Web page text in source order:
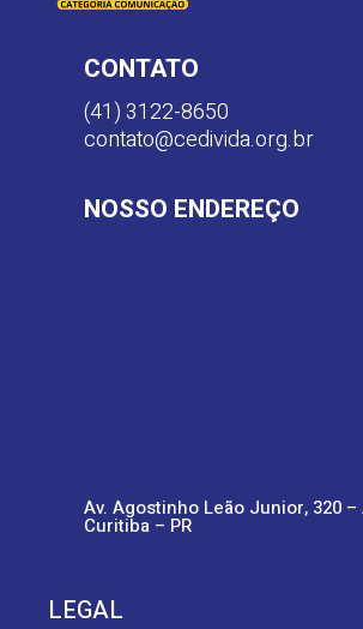
CONTATO
(41) 3122-8650
contato@cedivida.org.br
NOSSO ENDEREÇO
Av. Agostinho Leão Junior, 320
Curitiba – PR
LEGAL